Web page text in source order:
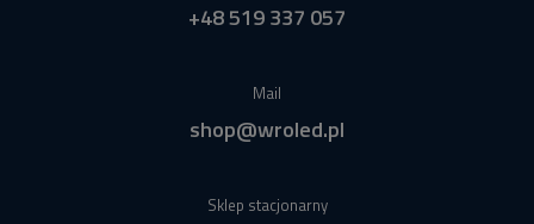
+48 519 337 057
Mail
shop@wroled.pl
Sklep stacjonarny